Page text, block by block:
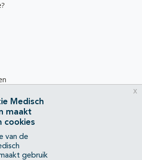
Medisch
maakt
cookies
van de
gebruik
x